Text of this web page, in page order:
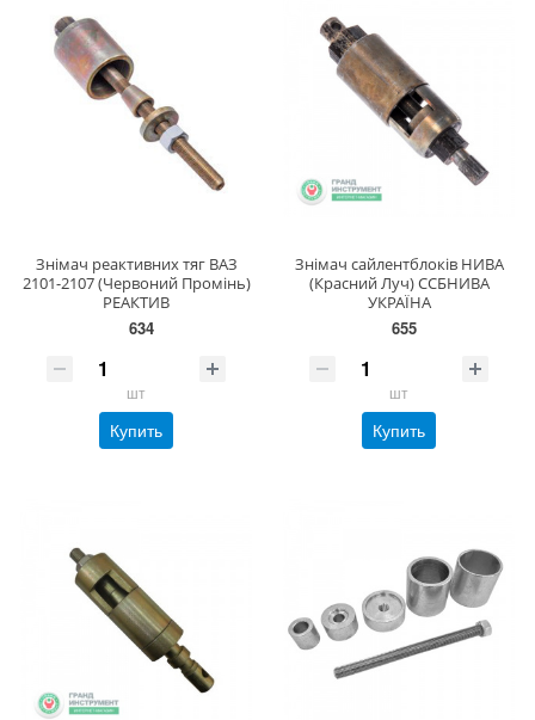
Знімач реактивних тяг ВАЗ
2101-2107 (Червоний Промінь)
РЕАКТИВ
634
шт
Купить
Знімач сайлентблоків НИВА
(Красний Луч) ССБНИВА
УКРАЇНА
655
шт
Купить